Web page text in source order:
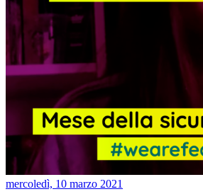
mercoledì, 10 marzo 2021